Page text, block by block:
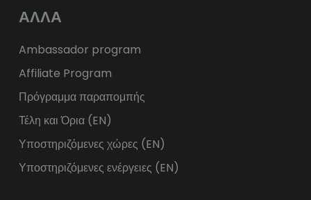
ΑΛΛΑ
Ambassador program
Affiliate Program
Πρόγραμμα παραπομπής
Τέλη και Όρια (EN)
Υποστηριζόμενες χώρες (EN)
Υποστηριζόμενες ενέργειες (EN)